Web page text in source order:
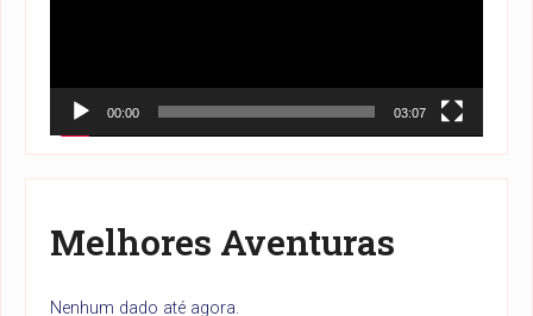
00:00 03:07
Melhores Aventuras
Nenhum dado até agora.